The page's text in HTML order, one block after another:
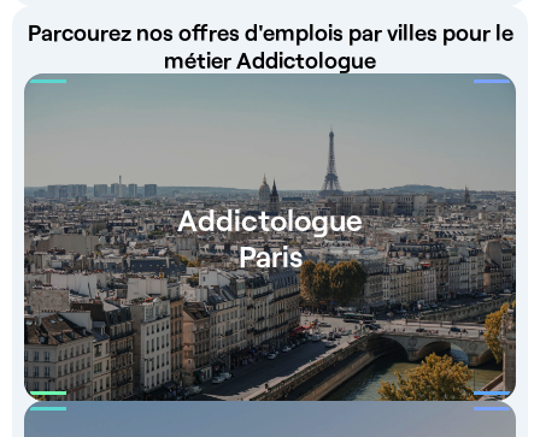
Parcourez nos offres d'emplois par villes pour le
métier Addictologue
Addictologue
Paris